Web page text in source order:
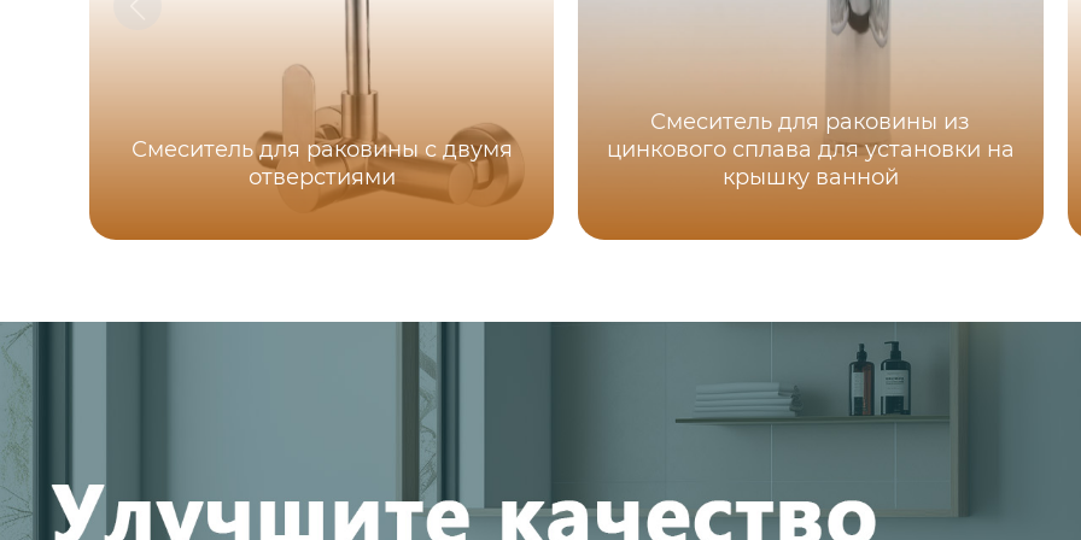
Смеситель для раковины с двумя
отверстиями
Смеситель для раковины из
цинкового сплава для установки на
крышку ванной